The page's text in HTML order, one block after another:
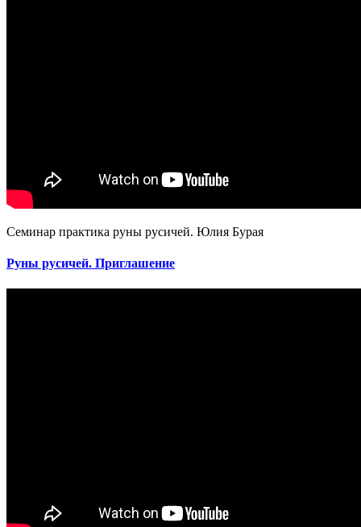
Семинар практика руны русичей. Юлия Бурая
Руны русичей. Приглашение